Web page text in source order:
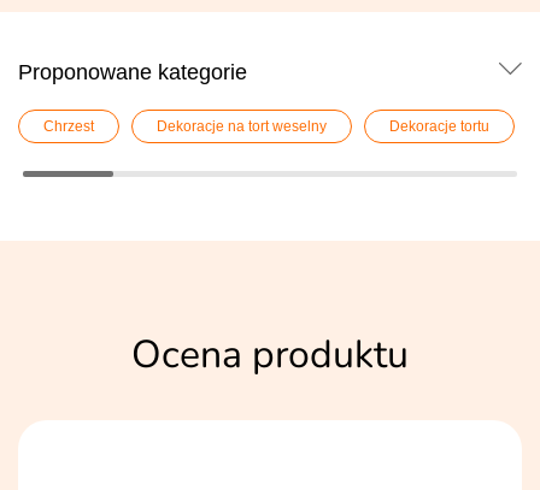
Proponowane kategorie
Chrzest Dekoracje na tort weselny Dekoracje tortu
Ocena produktu